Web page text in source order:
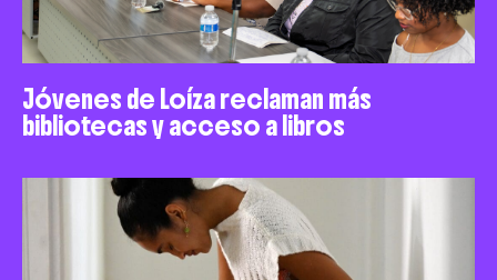
Jóvenes de Loíza reclaman más
bibliotecas y acceso a libros